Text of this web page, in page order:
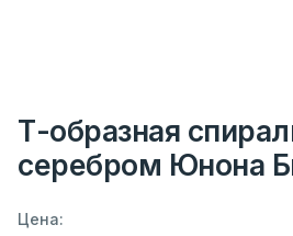
Т-образная
серебром Юнона
Цена: